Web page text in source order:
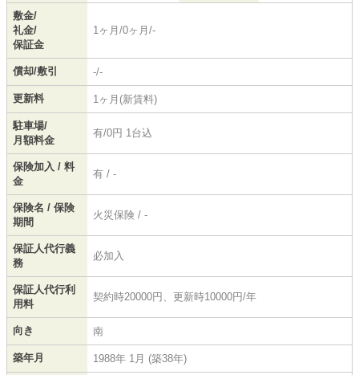
敷金/
礼金/
保証金
1ヶ月/0ヶ月/-
償却/敷引 -/-
更新料 1ヶ月(新賃料)
駐車場/
月額料金
有/0円 1台込
保険加入 / 料
金
有 / -
保険名 / 保険
期間
火災保険 / -
保証人代行義
務
必加入
保証人代行利
用料
契約時20000円、更新時10000円/年
向き 南
築年月 1988年 1月 (築38年)